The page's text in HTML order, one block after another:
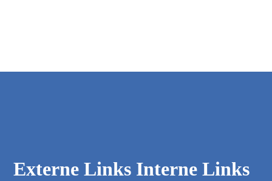
Interne Links
Externe Links